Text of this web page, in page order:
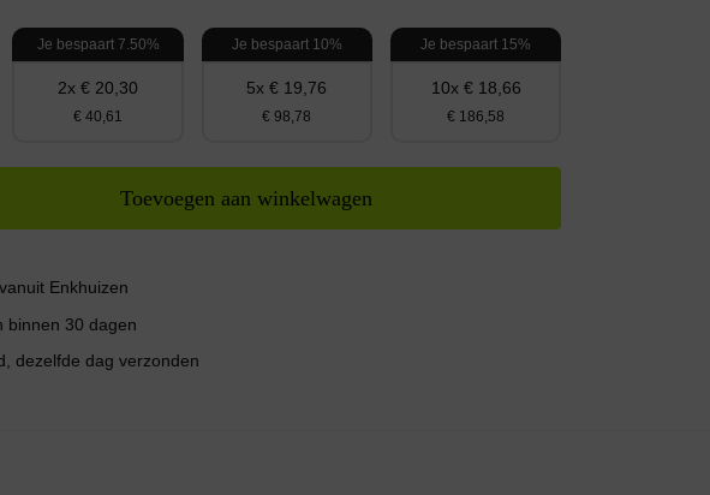
Je bespaart 7.50%
2x € 20,30
€ 40,61
Je bespaart 10%
5x € 19,76
€ 98,78
Je bespaart 15%
10x € 18,66
€ 186,58
Toevoegen aan winkelwagen
Enkhuizen
binnen 30 dagen
dezelfde dag verzonden